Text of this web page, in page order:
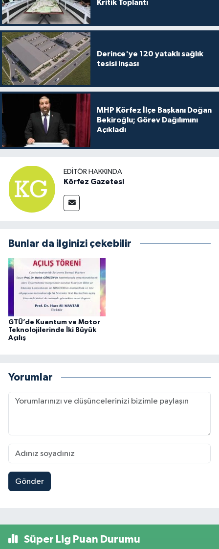
Kritik Toplantı
Derince'ye 120 yataklı sağlık
tesisi inşası
MHP Körfez İlçe Başkanı Doğan
Bekiroğlu; Görev Dağılımını
Açıkladı
EDITÖR HAKKINDA
Körfez Gazetesi
Bunlar da ilginizi çekebilir
GTÜ’de Kuantum ve Motor
Teknolojilerinde İki Büyük
Açılış
Yorumlar
Gönder
Süper Lig Puan Durumu